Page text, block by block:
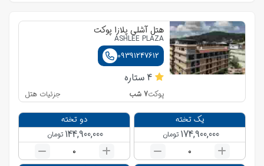
هتل آشلی پلازا پوکت
ASHLEE PLAZA
09391247612
4 ستاره
پوکت7 شب جزئیات هتل
یک تخته
174,900,000 تومان
0
دو تخته
144,900,000 تومان
0